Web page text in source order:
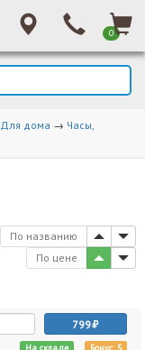
0
Для дома → Часы,
По названию
По цене
799